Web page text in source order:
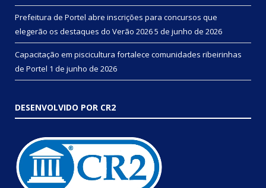
Prefeitura de Portel abre inscrições para concursos que
elegerão os destaques do Verão 20265 de junho de 2026
Capacitação em piscicultura fortalece comunidades ribeirinhas
de Portel 1 de junho de 2026
DESENVOLVIDO POR CR2